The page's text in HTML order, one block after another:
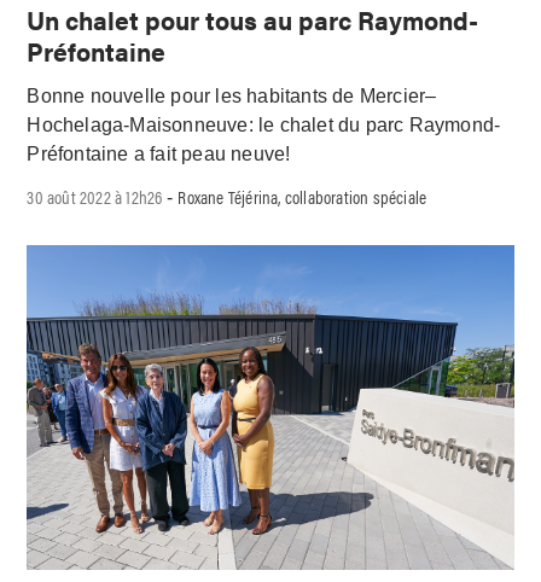
Un chalet pour tous au parc Raymond-
Préfontaine
Bonne nouvelle pour les habitants de Mercier–
Hochelaga-Maisonneuve: le chalet du parc Raymond-
Préfontaine a fait peau neuve!
30 août 2022 à 12h26 - Roxane Téjérina, collaboration spéciale